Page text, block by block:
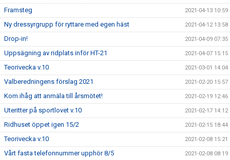
Framsteg 2021-04-13 10:59
Ny dressyrgrupp för ryttare med egen häst 2021-04-12 13:58
Drop-in! 2021-04-09 07:35
Uppsägning av ridplats inför HT-21 2021-04-07 15:15
Teorivecka v.10 2021-03-01 14:04
Valberedningens förslag 2021 2021-02-20 15:57
Kom ihåg att anmäla till årsmötet! 2021-02-19 12:46
Uteritter på sportlovet v.10 2021-02-17 14:12
Ridhuset öppet igen 15/2 2021-02-15 18:44
Teorivecka v.10 2021-02-08 15:21
Vårt fasta telefonnummer upphör 8/5 2021-02-08 08:19